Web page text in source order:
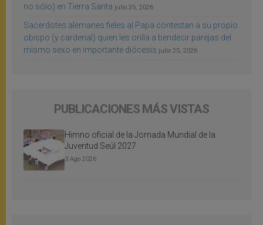
no sólo) en Tierra Santa julio 25, 2026
Sacerdotes alemanes fieles al Papa contestan a su propio
obispo (y cardenal) quien les orilla a bendecir parejas del
mismo sexo en importante diócesis julio 25, 2026
PUBLICACIONES MÁS VISTAS
Himno oficial de la Jornada Mundial de la
Juventud Seúl 2027
3 Ago 2026